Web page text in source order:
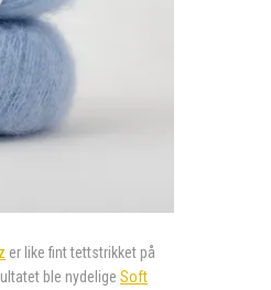
er like fint tettstrikket på
ble nydelige Soft